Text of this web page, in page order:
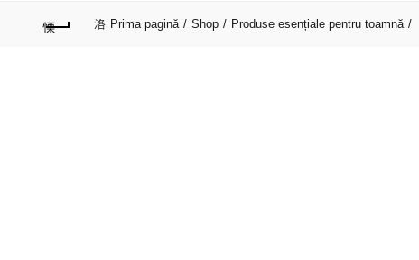
Prima pagină Shop Produse esențiale pentru toamnă